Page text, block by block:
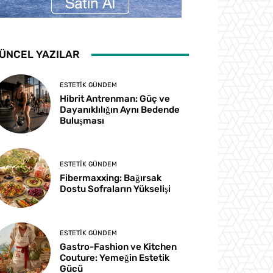
YAZILAR
ESTETIK GÜNDEM
Hibrit Antrenman: Güç ve
Dayanıklılığın Aynı Bedende
Buluşması
ESTETIK GÜNDEM
Fibermaxxing: Bağırsak
Dostu Sofraların Yükselişi
ESTETIK GÜNDEM
Gastro-Fashion ve Kitchen
Couture: Yemeğin Estetik
Gücü